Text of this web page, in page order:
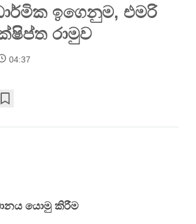
ඉගෙනුම, එමරි
රාමුව
04:37
යොමු කිරීම